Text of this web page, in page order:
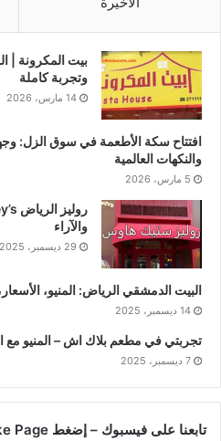
وتجربة كاملة
14 مارس، 2026
افتتاح سكة الأطعمة في سوق الزل:
والنكهات العالمية
5 مارس، 2026
والآراء
29 ديسمبر، 2025
البيت الدمشقي الرياض: المنيو، الأسعار،
14 ديسمبر، 2025
تجربتي في مطعم بلاك اش – المنيو مع
7 ديسمبر، 2025
تابعنا على فيسبوك – إضغط Like Page